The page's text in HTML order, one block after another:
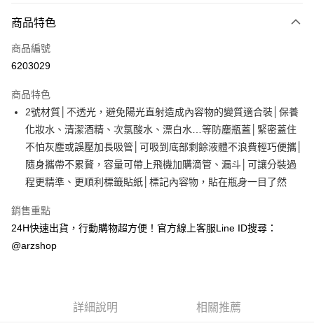
信用卡一次付款
超商取貨付款
Apple Pay
街口支付
Google Pay
全盈+PAY
ATM付款
運送方式
商品特色
商品編號
6203029
商品特色
2號材質│不透光，避免陽光直射造成內容物的變質適合裝│保養
化妝水、清潔酒精、次氯酸水、漂白水…等防塵瓶蓋│緊密蓋住
不怕灰塵或誤壓加長吸管│可吸到底部剩餘液體不浪費輕巧便攜│
隨身攜帶不累贅，容量可帶上飛機加購滴管、漏斗│可讓分裝過
程更精準、更順利標籤貼紙│標記內容物，貼在瓶身一目了然
銷售重點
24H快速出貨，行動購物超方便！官方線上客服Line ID搜尋：
@arzshop
詳細說明 相關推薦